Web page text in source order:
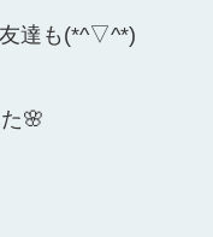
達も(*^▽^*)
🌸